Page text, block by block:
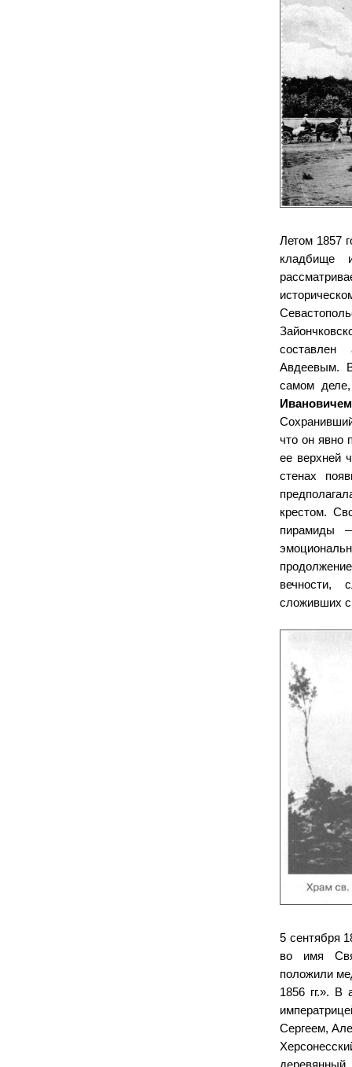
Летом 1857
кладбище
составлен
Авдеевым.
самом
что он явно
ее верхней
стенах
крестом.
пирамиды
вечности,
сложивших
5 сентября
во имя
положили
1856 гг.». В
Сергеем,